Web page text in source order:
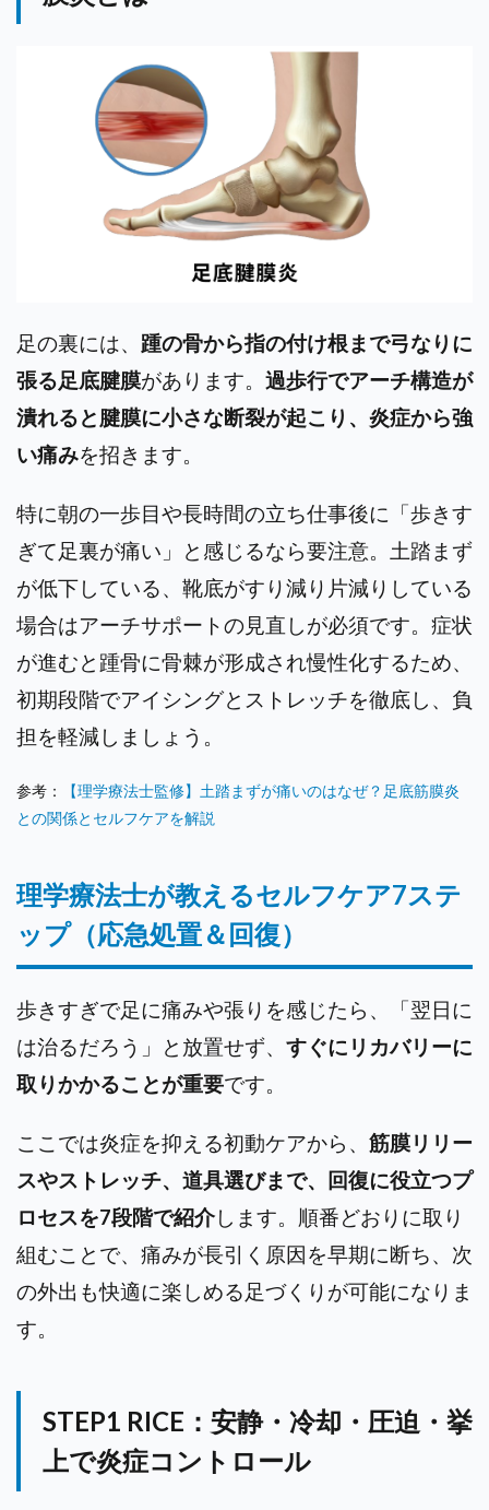
足の裏には、 踵の骨から指の付け根まで弓なりに
張る足底腱膜があります。 過歩行でアーチ構造が
潰れると腱膜に小さな断裂が起こり、炎症から強
い痛みを招きます。
特に朝の一歩目や長時間の立ち仕事後に「歩きす
ぎて足裏が痛い」と感じるなら要注意。土踏まず
が低下している、靴底がすり減り片減りしている
場合はアーチサポートの見直しが必須です。症状
が進むと踵骨に骨棘が形成され慢性化するため、
初期段階でアイシングとストレッチを徹底し、負
担を軽減しましょう。
参考：
【理学療法士監修】土踏まずが痛いのはなぜ？足底筋膜炎
との関係とセルフケアを解説
理学療法士が教えるセルフケア7ステ
ップ（応急処置＆回復）
歩きすぎで足に痛みや張りを感じたら、「翌日に
は治るだろう」と放置せず、 すぐにリカバリーに
取りかかることが重要です。
ここでは炎症を抑える初動ケアから、 筋膜リリー
スやストレッチ、道具選びまで、回復に役立つプ
ロセスを7段階で紹介します。順番どおりに取り
組むことで、痛みが長引く原因を早期に断ち、次
の外出も快適に楽しめる足づくりが可能になりま
す。
STEP1 RICE：安静・冷却・圧迫・挙
上で炎症コントロール